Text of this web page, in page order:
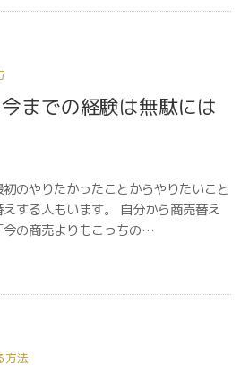
までの経験は無駄には
のやりたかったことからやりたいこと
する人もいます。 自分から商売替え
今の商売よりもこっちの…
方法